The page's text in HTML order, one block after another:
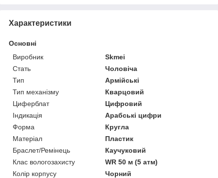
Характеристики
Основні
Виробник
Skmei
Стать
Чоловіча
Тип
Армійські
Тип механізму
Кварцовий
Циферблат
Цифровий
Індикація
Арабські цифри
Форма
Кругла
Матеріал
Пластик
Браслет/Ремінець
Каучуковий
Клас вологозахисту
WR 50 м (5 атм)
Колір корпусу
Чорний